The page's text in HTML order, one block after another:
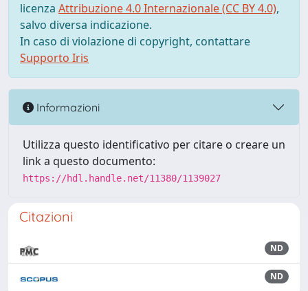
licenza Attribuzione 4.0 Internazionale (CC BY 4.0),
salvo diversa indicazione.
In caso di violazione di copyright, contattare
Supporto Iris
Informazioni
Utilizza questo identificativo per citare o creare un
link a questo documento:
https://hdl.handle.net/11380/1139027
Citazioni
ND
ND